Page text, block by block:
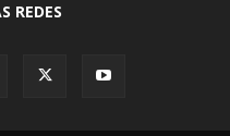
REDES